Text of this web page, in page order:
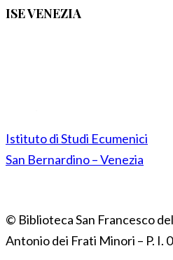
ISE VENEZIA
Istituto di Studi Ecumenici
San Bernardino – Venezia
© Biblioteca San Francesco
Antonio dei Frati Minori – P. I.